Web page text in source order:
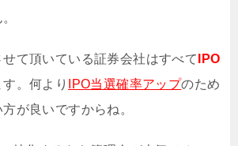
て頂いている証券会社はすべて IPO
。何より
IPO当選確率アップのため
が良いですからね。